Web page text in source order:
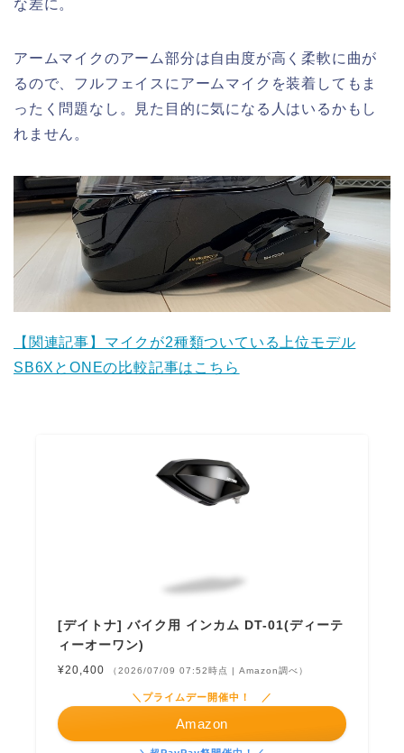
な差に。
アームマイクのアーム部分は自由度が高く柔軟に曲が
るので、フルフェイスにアームマイクを装着してもま
ったく問題なし。見た目的に気になる人はいるかもし
れません。
【関連記事】マイクが2種類ついている上位モデル
SB6XとONEの比較記事はこちら
[デイトナ] バイク用 インカム DT-01(ディーテ
ィーオーワン)
¥20,400 （2026/07/09 07:52時点 | Amazon調べ）
＼プライムデー開催中！ ／
Amazon